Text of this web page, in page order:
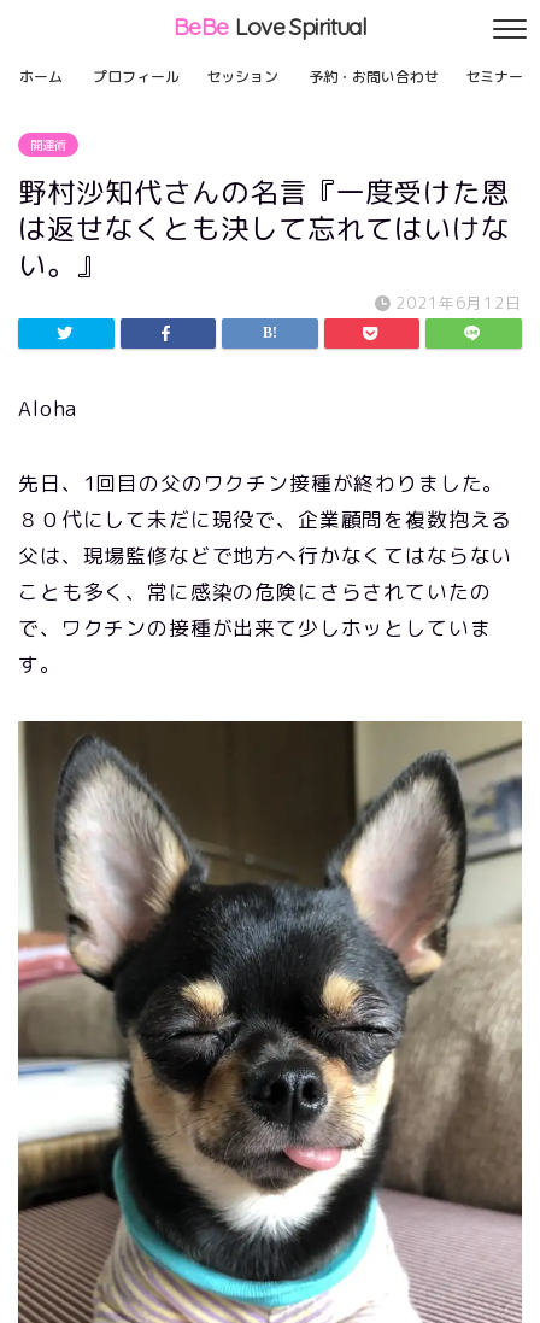
BeBe Love Spiritual
ホーム プロフィール セッション 予約・お問い合わせ セミナー
開運術
野村沙知代さんの名言『一度受けた恩
は返せなくとも決して忘れてはいけな
い。』
2021年6月12日
Aloha
先日、1回目の父のワクチン接種が終わりました。
８０代にして未だに現役で、企業顧問を複数抱える
父は、現場監修などで地方へ行かなくてはならない
ことも多く、常に感染の危険にさらされていたの
で、ワクチンの接種が出来て少しホッとしていま
す。